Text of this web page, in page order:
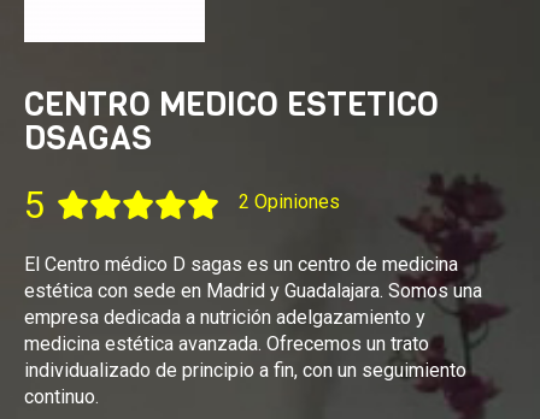
CENTRO MEDICO ESTETICO
DSAGAS
5
2 Opiniones
El Centro médico D sagas es un centro de medicina
estética con sede en Madrid y Guadalajara. Somos una
empresa dedicada a nutrición adelgazamiento y
medicina estética avanzada. Ofrecemos un trato
individualizado de principio a fin, con un seguimiento
continuo.